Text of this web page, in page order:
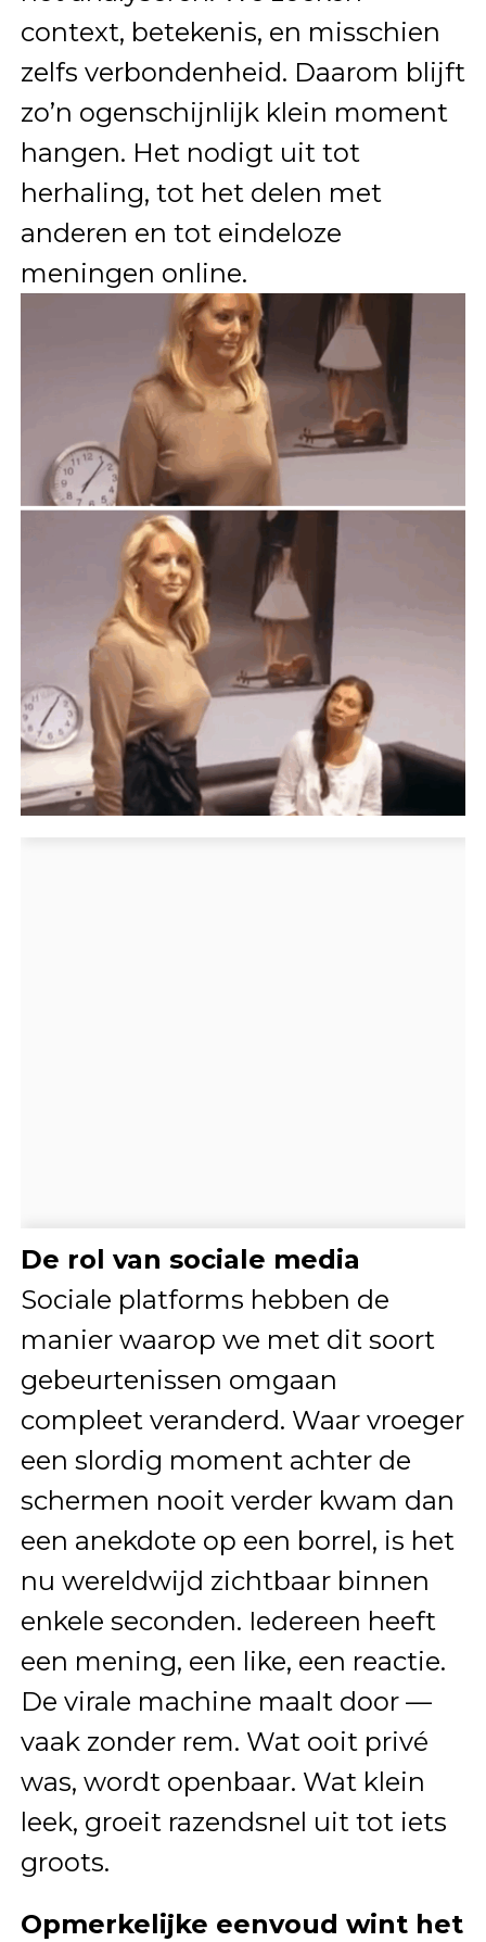
context, betekenis, en misschien
zelfs verbondenheid. Daarom blijft
zo’n ogenschijnlijk klein moment
hangen. Het nodigt uit tot
herhaling, tot het delen met
anderen en tot eindeloze
meningen online.
De rol van sociale media
Sociale platforms hebben de
manier waarop we met dit soort
gebeurtenissen omgaan
compleet veranderd. Waar vroeger
een slordig moment achter de
schermen nooit verder kwam dan
een anekdote op een borrel, is het
nu wereldwijd zichtbaar binnen
enkele seconden. Iedereen heeft
een mening, een like, een reactie.
De virale machine maalt door —
vaak zonder rem. Wat ooit privé
was, wordt openbaar. Wat klein
leek, groeit razendsnel uit tot iets
groots.
Opmerkelijke eenvoud wint het